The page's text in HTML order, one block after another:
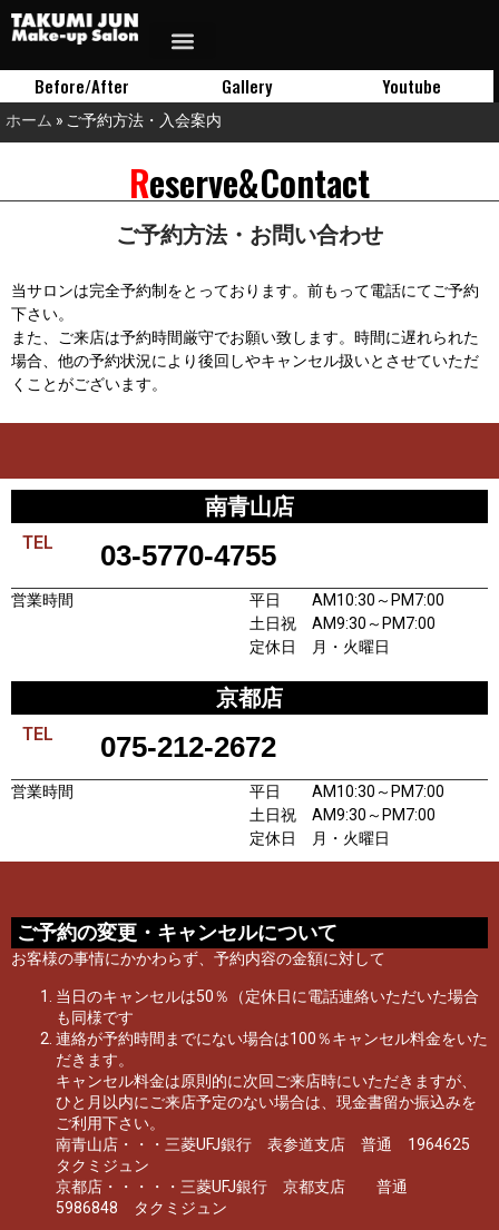
Before/After Gallery Youtube
ホーム » ご予約方法・入会案内
Reserve&Contact
ご予約方法・お問い合わせ
当サロンは完全予約制をとっております。前もって電話にてご予約
下さい。
また、ご来店は予約時間厳守でお願い致します。時間に遅れられた
場合、他の予約状況により後回しやキャンセル扱いとさせていただ
くことがございます。
南青山店
TEL 03-5770-4755
営業時間
平日 AM10:30～PM7:00
土日祝 AM9:30～PM7:00
定休日 月・火曜日
京都店
TEL 075-212-2672
営業時間
平日 AM10:30～PM7:00
土日祝 AM9:30～PM7:00
定休日 月・火曜日
ご予約の変更・キャンセルについて
お客様の事情にかかわらず、予約内容の金額に対して
当日のキャンセルは50％（定休日に電話連絡いただいた場合
も同様です
連絡が予約時間までにない場合は100％キャンセル料金をいた
だきます。
キャンセル料金は原則的に次回ご来店時にいただきますが、
ひと月以内にご来店予定のない場合は、現金書留か振込みを
ご利用下さい。
南青山店・・・三菱UFJ銀行 表参道支店 普通 1964625
タクミジュン
京都店・・・・・三菱UFJ銀行 京都支店 普通
5986848 タクミジュン